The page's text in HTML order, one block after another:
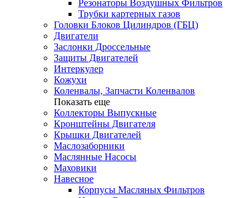
Резонаторы Воздушных Фильтров
Трубки картерных газов
Головки Блоков Цилиндров (ГБЦ)
Двигатели
Заслонки Дроссельные
Защиты Двигателей
Интеркулер
Кожухи
Коленвалы, Запчасти Коленвалов
Показать еще
Коллекторы Выпускные
Кронштейны Двигателя
Крышки Двигателей
Маслозаборники
Маслянные Насосы
Маховики
Навесное
Корпусы Масляных Фильтров